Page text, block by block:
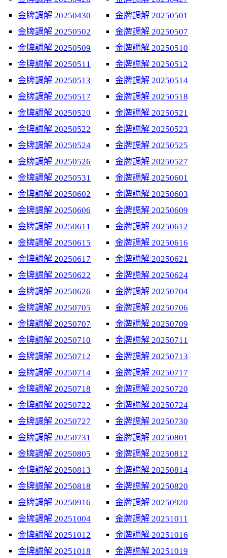
金牌調解 20250430
金牌調解 20250501
金牌調解 20250502
金牌調解 20250507
金牌調解 20250509
金牌調解 20250510
金牌調解 20250511
金牌調解 20250512
金牌調解 20250513
金牌調解 20250514
金牌調解 20250517
金牌調解 20250518
金牌調解 20250520
金牌調解 20250521
金牌調解 20250522
金牌調解 20250523
金牌調解 20250524
金牌調解 20250525
金牌調解 20250526
金牌調解 20250527
金牌調解 20250531
金牌調解 20250601
金牌調解 20250602
金牌調解 20250603
金牌調解 20250606
金牌調解 20250609
金牌調解 20250611
金牌調解 20250612
金牌調解 20250615
金牌調解 20250616
金牌調解 20250617
金牌調解 20250621
金牌調解 20250622
金牌調解 20250624
金牌調解 20250626
金牌調解 20250704
金牌調解 20250705
金牌調解 20250706
金牌調解 20250707
金牌調解 20250709
金牌調解 20250710
金牌調解 20250711
金牌調解 20250712
金牌調解 20250713
金牌調解 20250714
金牌調解 20250717
金牌調解 20250718
金牌調解 20250720
金牌調解 20250722
金牌調解 20250724
金牌調解 20250727
金牌調解 20250730
金牌調解 20250731
金牌調解 20250801
金牌調解 20250805
金牌調解 20250812
金牌調解 20250813
金牌調解 20250814
金牌調解 20250818
金牌調解 20250820
金牌調解 20250916
金牌調解 20250920
金牌調解 20251004
金牌調解 20251011
金牌調解 20251012
金牌調解 20251016
金牌調解 20251018
金牌調解 20251019